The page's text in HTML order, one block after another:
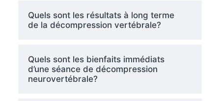
Quels sont les résultats à long terme
de la décompression vertébrale?
Quels sont les bienfaits immédiats
d’une séance de décompression
neurovertébrale?